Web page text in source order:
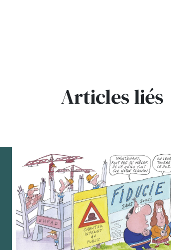
Articles liés